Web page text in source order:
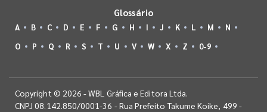
Glossário
A B C D E F G H I J K L M
N
O
P Q R S T U V W X Z 0-9
Copyright © 2026 - WBL Gráfica e Editora Ltda.
CNPJ 08.142.850/0001-36 - Rua Prefeito Takume Koike, 499 -